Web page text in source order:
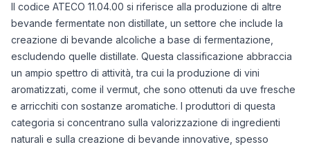
Il codice ATECO 11.04.00 si riferisce alla produzione di altre
bevande fermentate non distillate, un settore che include la
creazione di bevande alcoliche a base di fermentazione,
escludendo quelle distillate. Questa classificazione abbraccia
un ampio spettro di attività, tra cui la produzione di vini
aromatizzati, come il vermut, che sono ottenuti da uve fresche
e arricchiti con sostanze aromatiche. I produttori di questa
categoria si concentrano sulla valorizzazione di ingredienti
naturali e sulla creazione di bevande innovative, spesso